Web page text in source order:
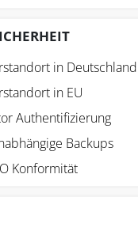
in Deutschland
in EU
Authentifizierung
Backups
Konformität